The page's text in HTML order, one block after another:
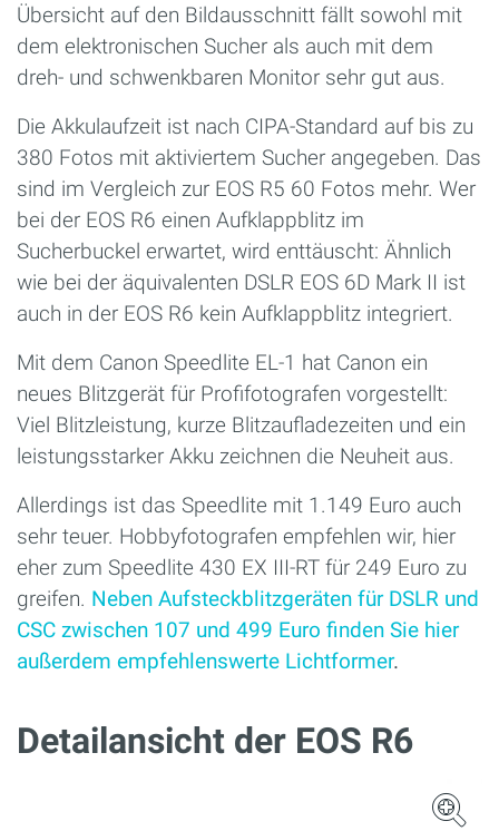
Übersicht auf den Bildausschnitt fällt sowohl mit
dem elektronischen Sucher als auch mit dem
dreh- und schwenkbaren Monitor sehr gut aus.
Die Akkulaufzeit ist nach CIPA-Standard auf bis zu
380 Fotos mit aktiviertem Sucher angegeben. Das
sind im Vergleich zur EOS R5 60 Fotos mehr. Wer
bei der EOS R6 einen Aufklappblitz im
Sucherbuckel erwartet, wird enttäuscht: Ähnlich
wie bei der äquivalenten DSLR EOS 6D Mark II ist
auch in der EOS R6 kein Aufklappblitz integriert.
Mit dem Canon Speedlite EL-1 hat Canon ein
neues Blitzgerät für Profifotografen vorgestellt:
Viel Blitzleistung, kurze Blitzaufladezeiten und ein
leistungsstarker Akku zeichnen die Neuheit aus.
Allerdings ist das Speedlite mit 1.149 Euro auch
sehr teuer. Hobbyfotografen empfehlen wir, hier
eher zum Speedlite 430 EX III-RT für 249 Euro zu
greifen. Neben Aufsteckblitzgeräten für DSLR und
CSC zwischen 107 und 499 Euro finden Sie hier
außerdem empfehlenswerte Lichtformer.
Detailansicht der EOS R6